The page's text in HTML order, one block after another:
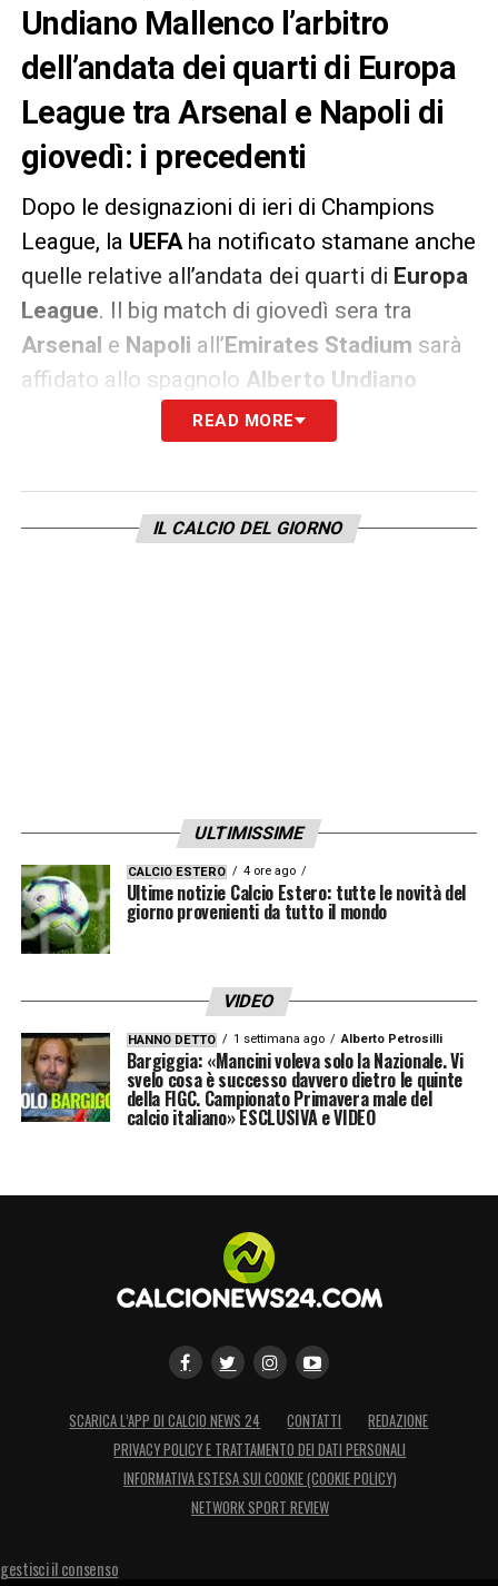
Undiano Mallenco l’arbitro
dell’andata dei quarti di Europa
League tra Arsenal e Napoli di
giovedì: i precedenti
Dopo le designazioni di ieri di Champions
League, la UEFAha notificato stamane anche
quelle relative all’andata dei quarti di Europa
League. Il big match di giovedì sera tra
Arsenal e Napoli all’ Emirates Stadium sarà
affidato allo spagnolo Alberto Undiano
(curiosamente anche il match di
Champions tra Ajax e Juventus
gli assistentiRaúl Cabañero Martínez
casalinga per 3 a 0). L’ultimo precedente con
una formazione italiana è relativo allo scorso
anno, sempre in Europa League, quando
fischiò Milan-Ludogorets 1 a 0.
LA PLAYLIST DELLE NOSTRE TOP NEWS
READ MORE
IL CALCIO DEL GIORNO
ULTIMISSIME
CALCIO ESTERO 4 ore ago
Ultime notizie Calcio Estero: tutte le novità del
giorno provenienti da tutto il mondo
VIDEO
HANNO DETTO 1 settimana ago Alberto Petrosilli
Bargiggia: «Mancini voleva solo la Nazionale. Vi
svelo cosa è successo davvero dietro le quinte
della FIGC. Campionato Primavera male del
calcio italiano» ESCLUSIVA e VIDEO
SCARICA L’APP DI CALCIO NEWS 24 CONTATTI
REDAZIONE
PRIVACY POLICY E TRATTAMENTO DEI DATI PERSONALI
INFORMATIVA ESTESA SUI COOKIE (COOKIE POLICY)
NETWORK SPORT REVIEW
gestisci il consenso